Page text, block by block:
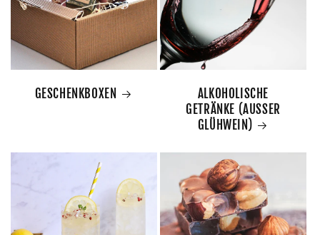
GESCHENKBOXEN
ALKOHOLISCHE
GETRÄNKE (AUSSER
GLÜHWEIN)